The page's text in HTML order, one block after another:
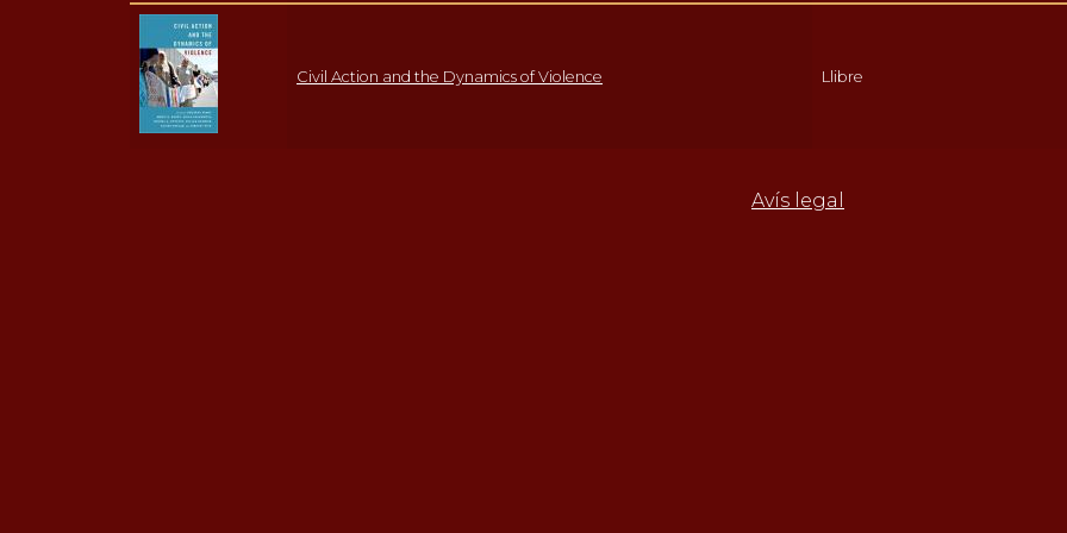
Civil Action and the Dynamics of Violence Llibre
Avís legal